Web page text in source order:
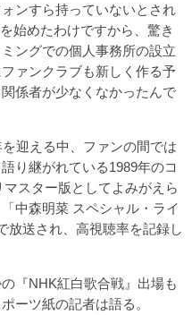
ンすら持っていないとされ
始めたわけですから、驚き
ングでの個人事務所の設立
ァンクラブも新しく作る予
係者が少なくなかったんで
迎える中、ファンの間では
り継がれている1989年のコ
スター版としてよみがえら
中森明菜 スペシャル・ライ
放送され、高視聴率を記録し
『NHK紅白歌合戦』出場も
ーツ紙の記者は語る。